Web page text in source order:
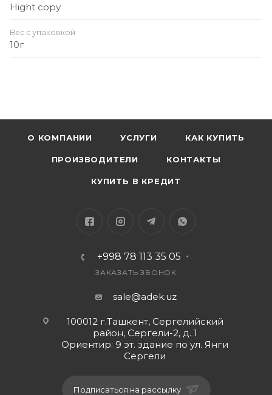
Hight copy
Вес с упаковкой
10г
О КОМПАНИИ УСЛУГИ КАК КУПИТЬ
ПРОИЗВОДИТЕЛИ КОНТАКТЫ
КУПИТЬ В КРЕДИТ
+998 78 113 35 05
ЗАКАЗАТЬ ЗВОНОК
sale@adek.uz
100012 г.Ташкент, Сергелийский
район, Сергели-2, д. 1
Ориентир: 9 эт. здание по ул. Янги
Сергели
Подписаться на рассылку